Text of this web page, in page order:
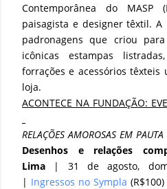
Contemporânea do MASP
paisagista e designer têxtil.
padronagens que criou
icônicas estampas
forrações e acessórios
loja.
ACONTECE NA FUNDAÇÃO:
RELAÇÕES AMOROSAS EM PAUTA
Desenhos e relações
Lima
| 31 de agosto,
| Ingressos no Sympla (R$100)